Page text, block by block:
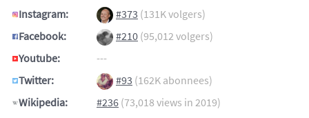
Instagram:
#373 (131K volgers)
Facebook:
#210 (95,012 volgers)
Youtube:
---
Twitter:
#93 (162K abonnees)
Wikipedia:
#236 (73,018 views in 2019)